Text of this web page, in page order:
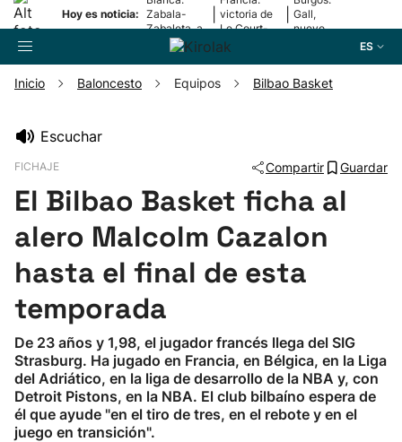
Hoy es noticia: Zabala-
Zabaleta, a
la final
victoria de
Le Court-
Pienaar
Gall,
nuevo
ES
Pelota
Remo
Baloncesto
Ciclismo
Herri-kirolak
Inicio Baloncesto Equipos Bilbao Basket
Escuchar
FICHAJE Compartir Guardar
El Bilbao Basket ficha al
alero Malcolm Cazalon
hasta el final de esta
temporada
De 23 años y 1,98, el jugador francés llega del SIG
Strasburg. Ha jugado en Francia, en Bélgica, en la Liga
del Adriático, en la liga de desarrollo de la NBA y, con
Detroit Pistons, en la NBA. El club bilbaíno espera de
él que ayude "en el tiro de tres, en el rebote y en el
juego en transición".